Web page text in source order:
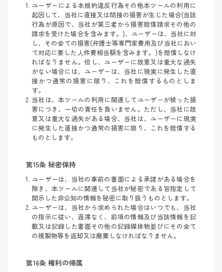
ユーザーによる本規約違反行為その他本ツールの利用に
起因して、当社に直接又は間接の損害が生じた場合(当該
行為が原因で、当社が第三者から損害賠償請求その他の
請求を受けた場合を含みます。)、ユーザーは、当社に対
し、その全ての損害(弁護士等専門家費用及び当社におい
て対応に要した人件費相当額を含みます。)を賠償しなけ
ればなりません。但し、ユーザーに故意又は重大な過失
がない場合には、ユーザーは、当社に現実に発生した直
接かつ通常の損害に限り、これを賠償するものとしま
す。
当社は、本ツールの利用に関連してユーザーが被った損
害につき、一切の責任を負いません。ただし、当社に故
意又は重大な過失がある場合、当社は、ユーザーに現実
に発生した直接かつ通常の損害に限り、これを賠償する
ものとします。
第15条 秘密保持
ユーザーは、当社の事前の書面による承諾がある場合を
除き、本ツールに関連して当社が秘密である旨指定して
開示した非公知の情報を秘密に取り扱うものとします。
ユーザーは、当社から求められた場合はいつでも、当社
の指示に従い、遅滞なく、前項の情報及び当該情報を記
載又は記録した書面その他の記録媒体物並びにその全て
の複製物等を返却又は廃棄しなければなりません。
第16条 権利の帰属